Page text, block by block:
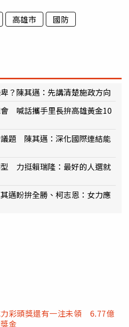
高雄市
國防
？陳其邁：先講清楚施政方向
喊話攜手里長拚高雄黃金10
題 陳其邁：深化國際連結能
力挺賴瑞隆：最好的人選就
邁盼拚全勝、柯志恩：女力應
彩頭獎還有一注未領 6.77億
金